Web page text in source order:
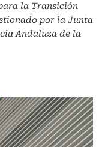
la Transición
por la Junta
Andaluza de la